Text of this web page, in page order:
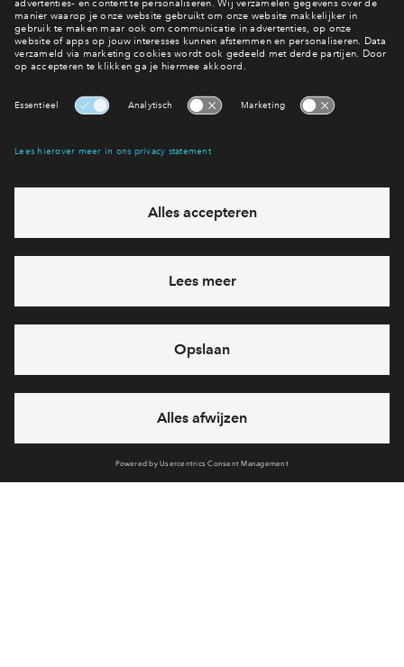
verkocht
Rijwoning type Alice #058
€ 400.125 v.o.n.
Vergelijk
165
Rijwoning type Alice #059
€ 404.250 v.o.n.
4 kamers 97 m²
Vergelijk
155
verkocht
€ 404.250 v.o.n.
4 kamers 97 m²
Vergelijk